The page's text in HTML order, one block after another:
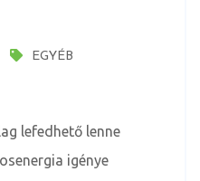
EGYÉB
lefedhető lenne
igénye